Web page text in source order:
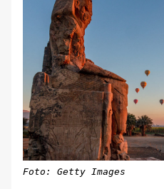
Foto: Getty Images